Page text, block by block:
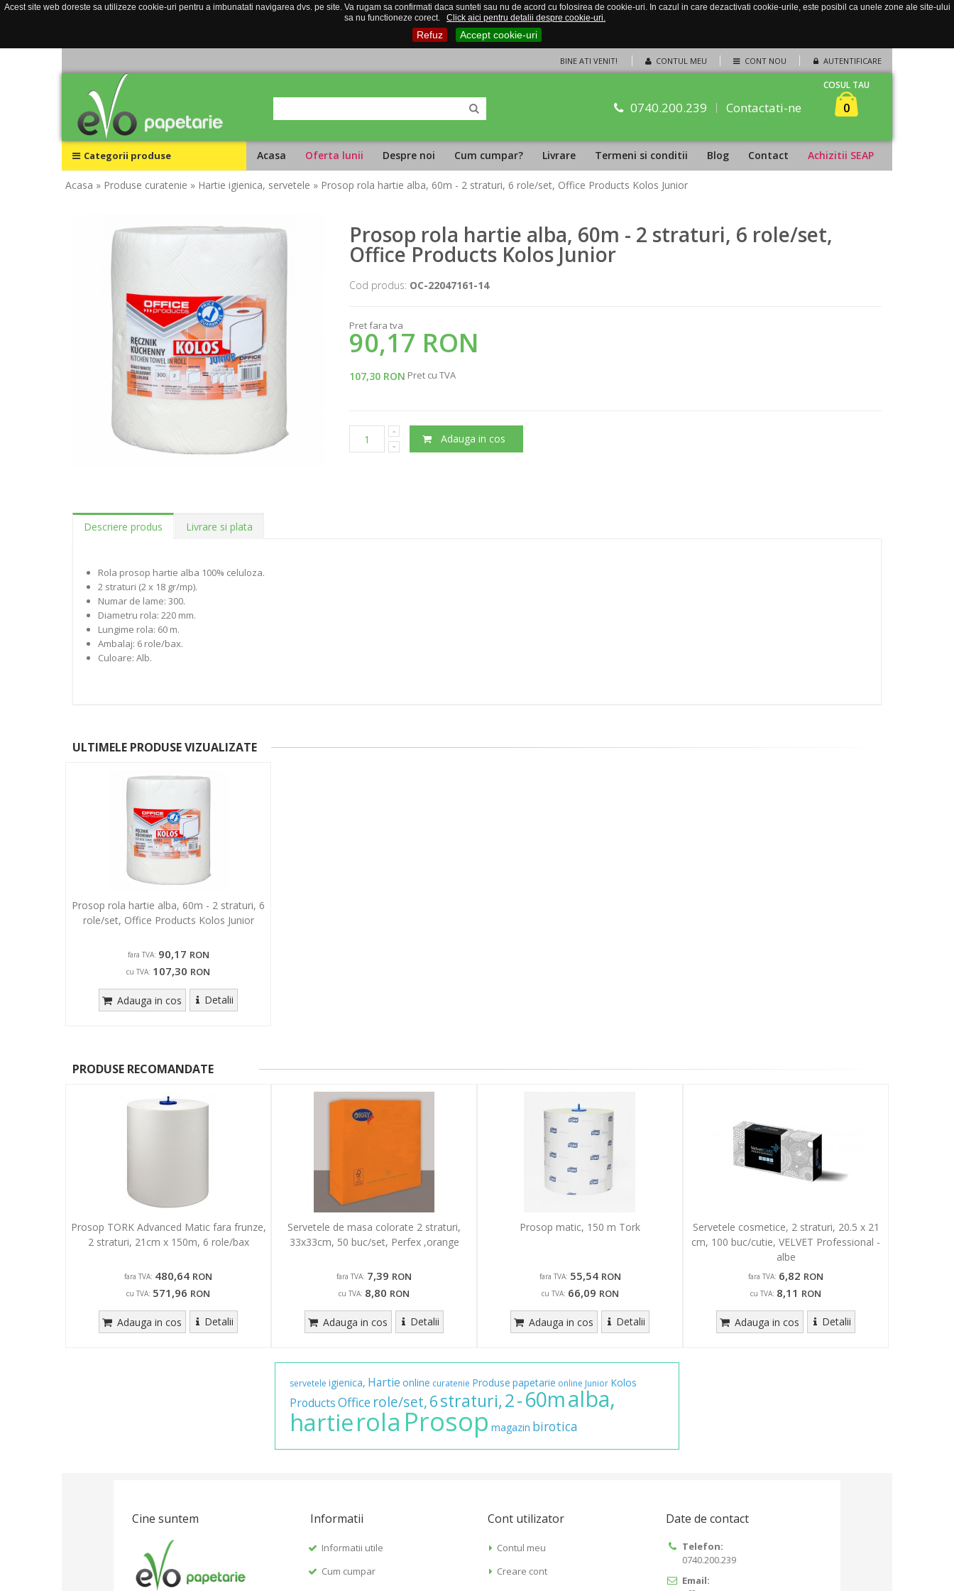
Acest site web doreste sa utilizeze cookie-uri pentru a imbunatati navigarea dvs. pe site. Va rugam sa confirmati daca sunteti sau nu de acord cu folosirea de cookie-uri. In cazul in care dezactivati cookie-urile, este posibil ca unele zone ale site-ului
sa nu functioneze corect.
Click aici pentru detalii despre cookie-uri.
Refuz Accept cookie-uri
CONTUL MEU CONT NOU AUTENTIFICARE
BINE ATI VENIT!
0740.200.239 Contactati-ne
COSUL TAU
0
Categorii produse Acasa Oferta lunii Despre noi Cum cumpar? Livrare Termeni si conditii Blog Contact Achizitii SEAP
Acasa » Produse curatenie » Hartie igienica, servetele » Prosop rola hartie alba, 60m - 2 straturi, 6 role/set, Office Products Kolos Junior
Prosop rola hartie alba, 60m - 2 straturi, 6 role/set,
Office Products Kolos Junior
Cod produs: OC-22047161-14
Pret fara tva
90,17 RON
107,30 RON Pret cu TVA
Adauga in cos
Descriere produs Livrare si plata
Rola prosop hartie alba 100% celuloza.
2 straturi (2 x 18 gr/mp).
Numar de lame: 300.
Diametru rola: 220 mm.
Lungime rola: 60 m.
Ambalaj: 6 role/bax.
Culoare: Alb.
ULTIMELE PRODUSE VIZUALIZATE
Prosop rola hartie alba, 60m - 2 straturi, 6
role/set, Office Products Kolos Junior
fara TVA: 90,17 RON
cu TVA: 107,30 RON
Adauga in cos Detalii
PRODUSE RECOMANDATE
Prosop TORK Advanced Matic fara frunze,
2 straturi, 21cm x 150m, 6 role/bax
fara TVA: 480,64 RON
cu TVA: 571,96 RON
Adauga in cos Detalii
Servetele de masa colorate 2 straturi,
33x33cm, 50 buc/set, Perfex ,orange
fara TVA: 7,39 RON
cu TVA: 8,80 RON
Adauga in cos Detalii
Prosop matic, 150 m Tork
fara TVA: 55,54 RON
cu TVA: 66,09 RON
Adauga in cos Detalii
Servetele cosmetice, 2 straturi, 20.5 x 21
cm, 100 buc/cutie, VELVET Professional -
albe
fara TVA: 6,82 RON
cu TVA: 8,11 RON
Adauga in cos Detalii
servetele igienica, Hartie online curatenie Produse papetarie online Junior Kolos
ProductsOffice role/set,6straturi,2-60malba,
hartierola Prosop magazin birotica
Cine suntem Informatii
Informatii utile
Cum cumpar
Cont utilizator
Contul meu
Creare cont
Date de contact
Telefon:
0740.200.239
Email: